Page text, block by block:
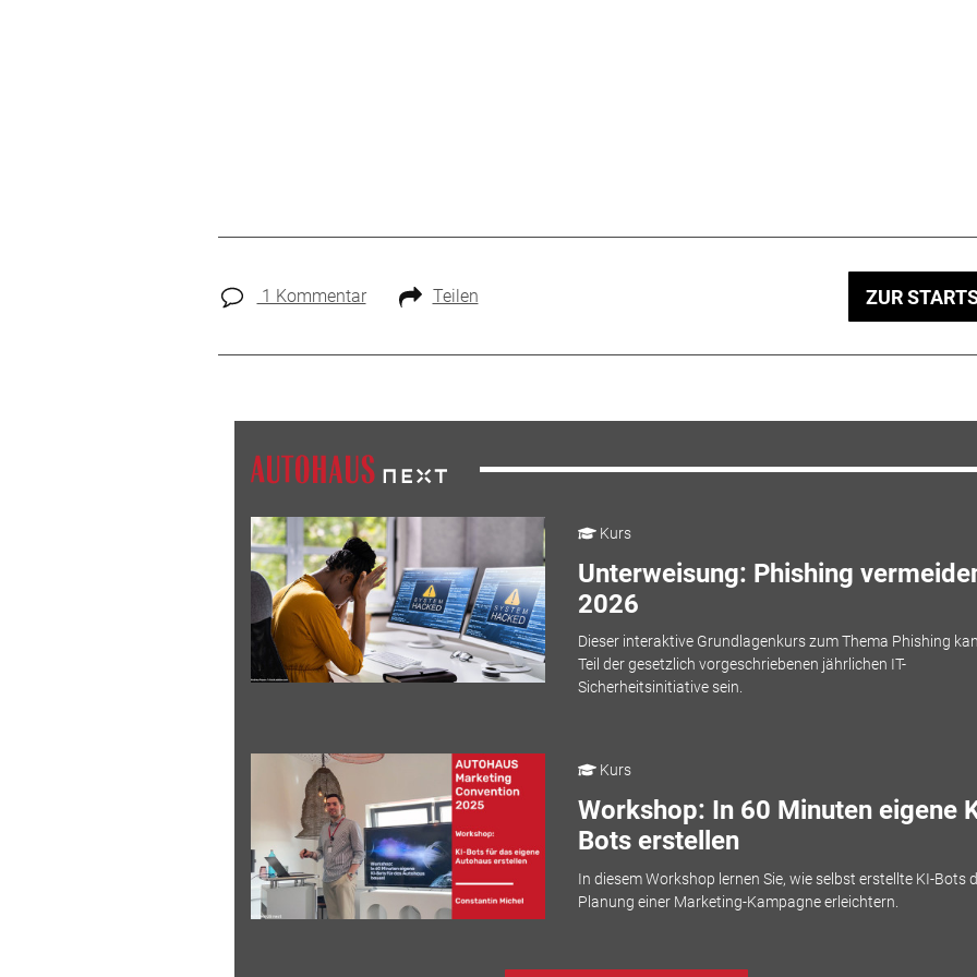
1 Kommentar Teilen ZUR
Kurs
Unterweisung: Phishing
2026
Dieser interaktive Grundlagenkurs zum Thema Phishing
Teil der gesetzlich vorgeschriebenen jährlichen IT-
Sicherheitsinitiative sein.
Kurs
Workshop: In 60 Minuten eigene
Bots erstellen
In diesem Workshop lernen Sie, wie selbst erstellte KI-Bots
Planung einer Marketing-Kampagne erleichtern.